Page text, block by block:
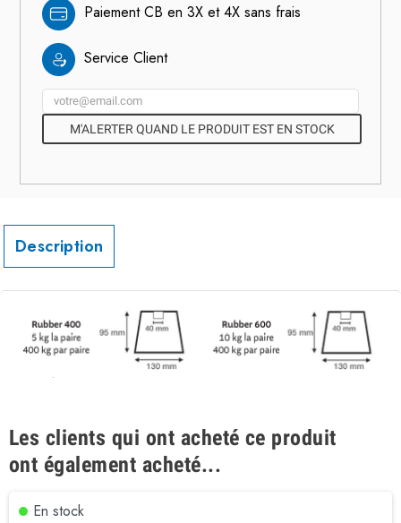
Paiement CB en 3X et 4X sans frais
Service Client
M'ALERTER QUAND LE PRODUIT EST EN STOCK
Description
Les clients qui ont acheté ce produit
ont également acheté...
En stock